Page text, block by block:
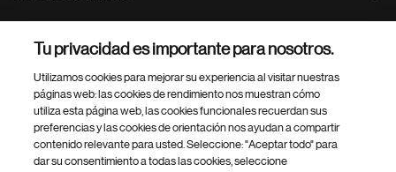
Footer Site Search
Tu privacidad es importante para nosotros.
Utilizamos cookies para mejorar su experiencia al visitar nuestras
páginas web: las cookies de rendimiento nos muestran cómo
utiliza esta página web, las cookies funcionales recuerdan sus
preferencias y las cookies de orientación nos ayudan a compartir
contenido relevante para usted. Seleccione: "Aceptar todo" para
dar su consentimiento a todas las cookies, seleccione